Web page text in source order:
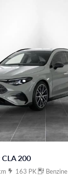
200
163 PK Benzine